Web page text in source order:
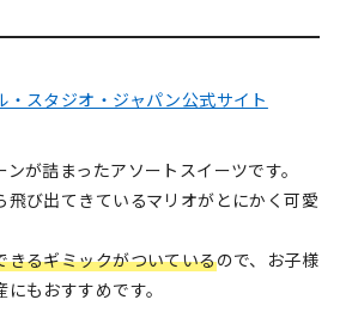
・スタジオ・ジャパン公式サイト
が詰まったアソートスイーツです。
飛び出てきているマリオがとにかく可愛
きるギミックがついているので、お子様
もおすすめです。